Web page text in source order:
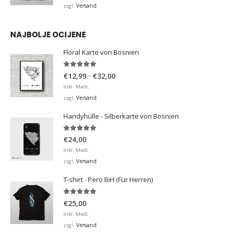
zzgl. Versand
NAJBOLJE OCIJENE
Floral Karte von Bosnien
€12,99– €32,00Preisspanne:
Inkl. MwSt.
zzgl. Versand
Handyhülle - Silberkarte von Bosnien
5.00von 5
€24,00
Inkl. MwSt.
zzgl. Versand
T-shirt - Pero BiH (Für Herren)
€25,00
Inkl. MwSt.
zzgl. Versand